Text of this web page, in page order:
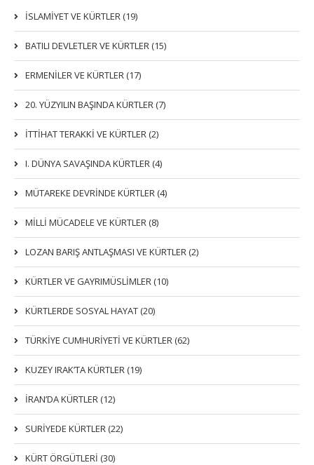
İSLAMIYET VE KÜRTLER (19)
BATILI DEVLETLER VE KÜRTLER (15)
ERMENİLER VE KÜRTLER (17)
20. YÜZYILIN BAŞINDA KÜRTLER (7)
İTTIHAT TERAKKI VE KÜRTLER (2)
I. DÜNYA SAVAŞINDA KÜRTLER (4)
MÜTAREKE DEVRİNDE KÜRTLER (4)
MİLLİ MÜCADELE VE KÜRTLER (8)
LOZAN BARIŞ ANTLAŞMASI VE KÜRTLER (2)
KÜRTLER VE GAYRIMÜSLIMLER (10)
KÜRTLERDE SOSYAL HAYAT (20)
TÜRKİYE CUMHURİYETİ VE KÜRTLER (62)
KUZEY IRAK’TA KÜRTLER (19)
İRAN’DA KÜRTLER (12)
SURİYEDE KÜRTLER (22)
KÜRT ÖRGÜTLERİ (30)